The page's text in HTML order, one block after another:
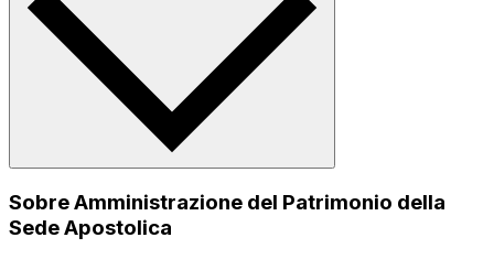
Sobre Amministrazione del Patrimonio della
Sede Apostolica